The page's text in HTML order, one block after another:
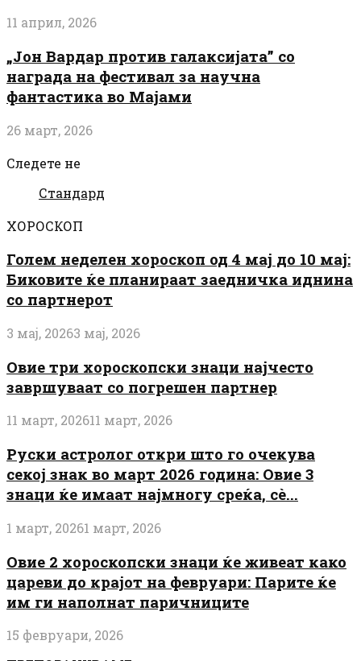
11 април, 2026
„Јон Вардар против галаксијата” со
награда на фестивал за научна
фантастика во Мајами
26 март, 2026
Следете не
Стандард
ХОРОСКОП
Голем неделен хороскоп од 4 мај до 10 мај:
Биковите ќе планираат заедничка иднина
со партнерот
3 мај, 20263 мај, 2026
Овие три хороскопски знаци најчесто
завршуваат со погрешен партнер
11 март, 202611 март, 2026
Руски астролог откри што го очекува
секој знак во март 2026 година: Овие 3
знаци ќе имаат најмногу среќа, сè...
1 март, 20261 март, 2026
Овие 2 хороскопски знаци ќе живеат како
цареви до крајот на февруари: Парите ќе
им ги наполнат паричниците
15 февруари, 2026